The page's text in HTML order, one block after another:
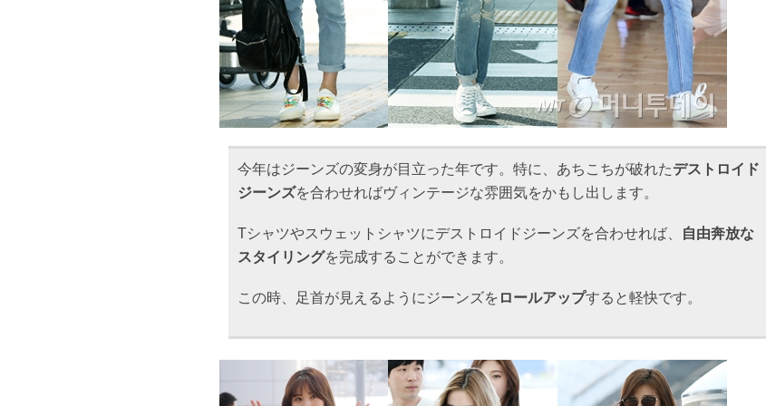
今年はジーンズの変身が目立った年です。特に、あちこちが破れたデストロイド
ジーンズを合わせればヴィンテージな雰囲気をかもし出します。
Tシャツやスウェットシャツにデストロイドジーンズを合わせれば、
自由奔放な
スタイリングを完成することができます。
この時、足首が見えるようにジーンズを ロールアップすると軽快です。